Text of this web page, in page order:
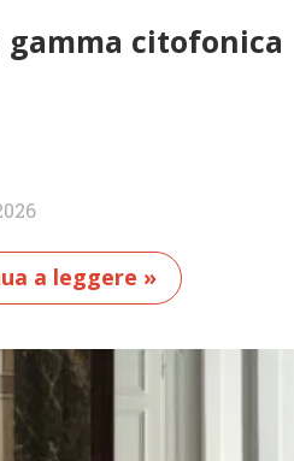
gamma citofonica
a leggere »